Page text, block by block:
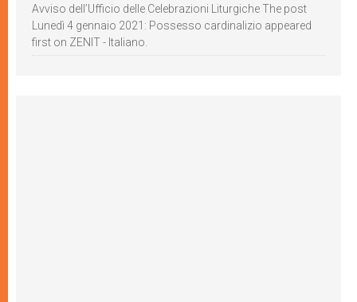
Avviso dell’Ufficio delle Celebrazioni Liturgiche The post
Lunedì 4 gennaio 2021: Possesso cardinalizio appeared
first on ZENIT - Italiano.